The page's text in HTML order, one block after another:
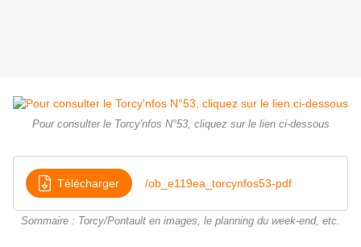
Pour consulter le Torcy'nfos N°53, cliquez sur le lien ci-dessous
Télécharger /ob_e119ea_torcynfos53-pdf
Sommaire : Torcy/Pontault en images, le planning du week-end, etc.